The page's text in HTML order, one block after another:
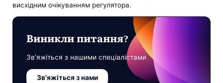
висхідним очікуванням регулятора.
Виникли питання?
Зв’яжіться з нашими спеціалістами
Зв'яжіться з нами